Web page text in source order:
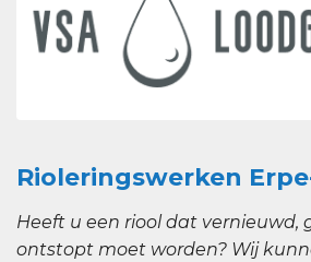
Rioleringswerken
Heeft u een riool dat vernieuwd,
ontstopt moet worden? Wij